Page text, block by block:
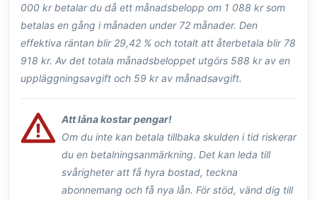
000 kr betalar du då ett månadsbelopp om 1 088 kr som
betalas en gång i månaden under 72 månader. Den
effektiva räntan blir 29,42 % och totalt att återbetala blir 78
918 kr. Av det totala månadsbeloppet utgörs 588 kr av en
uppläggningsavgift och 59 kr av månadsavgift.
Att låna kostar pengar!
Om du inte kan betala tillbaka skulden i tid riskerar
du en betalningsanmärkning. Det kan leda till
svårigheter att få hyra bostad, teckna
abonnemang och få nya lån. För stöd, vänd dig till